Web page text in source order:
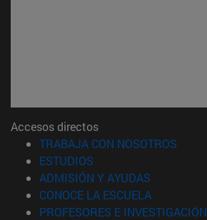
Accesos directos
TRABAJA CON NOSOTROS
ESTUDIOS
ADMISIÓN Y AYUDAS
CONOCE LA ESCUELA(abre en
PROFESORES E INVESTIGACIÓN